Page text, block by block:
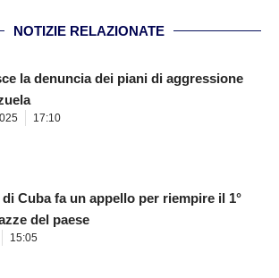
NOTIZIE RELAZIONATE
la denuncia dei piani di aggressione
17:10
Cuba fa un appello per riempire il 1°
del paese
15:05